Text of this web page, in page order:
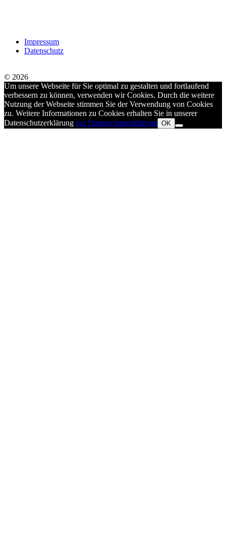
Impressum
Datenschutz
© 2026
Um unsere Webseite für Sie optimal zu gestalten und fortlaufend
verbessern zu können, verwenden wir Cookies. Durch die weitere
Nutzung der Webseite stimmen Sie der Verwendung von Cookies
zu. Weitere Informationen zu Cookies erhalten Sie in unserer
Datenschutzerklärung zur Datenschutzerklärung OK